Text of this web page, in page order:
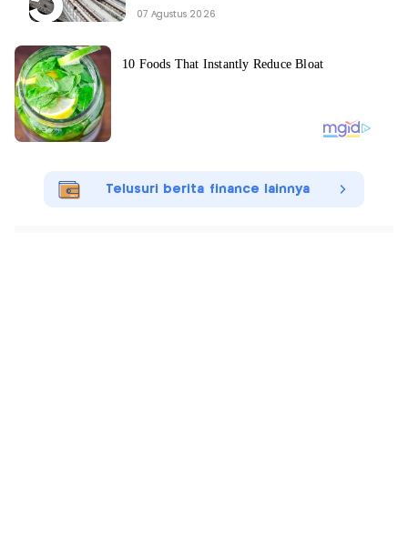
07 Agustus 2026
Telusuri berita finance lainnya